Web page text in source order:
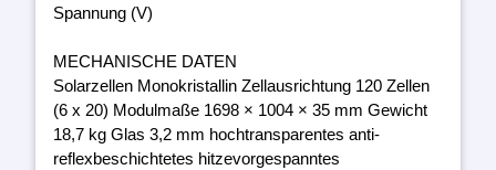
Spannung (V)
MECHANISCHE DATEN
Solarzellen Monokristallin Zellausrichtung 120 Zellen
(6 x 20) Modulmaße 1698 × 1004 × 35 mm Gewicht
18,7 kg Glas 3,2 mm hochtransparentes anti-
reflexbeschichtetes hitzevorgespanntes